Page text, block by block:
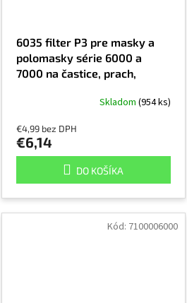
6035 filter P3 pre masky a
polomasky série 6000 a
7000 na častice, prach,
nebezpečné častice, azbest,
Skladom (954 ks)
€4,99 bez DPH
€6,14
DO KOŠÍKA
Kód: 7100006000